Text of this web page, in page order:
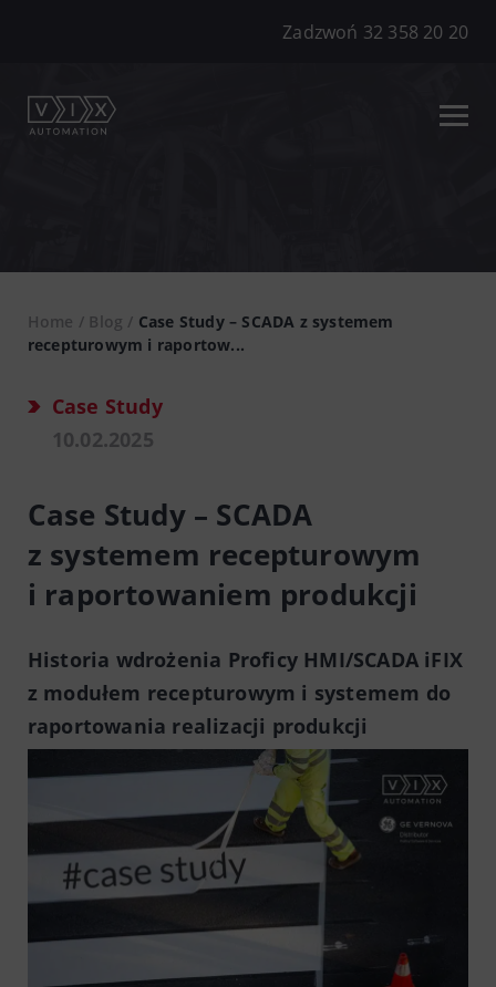
Zadzwoń 32 358 20 20
Home / Blog / Case Study – SCADA z systemem
recepturowym i raportow...
Case Study
10.02.2025
Case Study – SCADA
z systemem recepturowym
i raportowaniem produkcji
Historia wdrożenia Proficy HMI/SCADA iFIX
z modułem recepturowym i systemem do
raportowania realizacji produkcji